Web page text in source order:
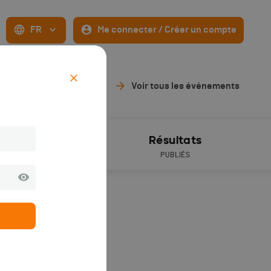
FR Me connecter / Créer un compte
Voir tous les événements
Résultats
PUBLIÉS